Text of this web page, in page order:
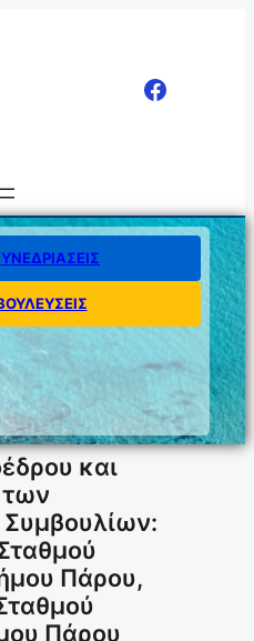
και
Συμβουλίων:
Πάρου,
Πάρου